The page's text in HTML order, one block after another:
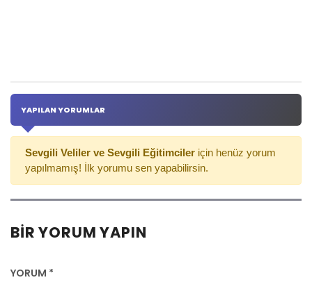
YAPILAN YORUMLAR
Sevgili Veliler ve Sevgili Eğitimciler için henüz yorum
yapılmamış! İlk yorumu sen yapabilirsin.
BIR YORUM YAPIN
YORUM *